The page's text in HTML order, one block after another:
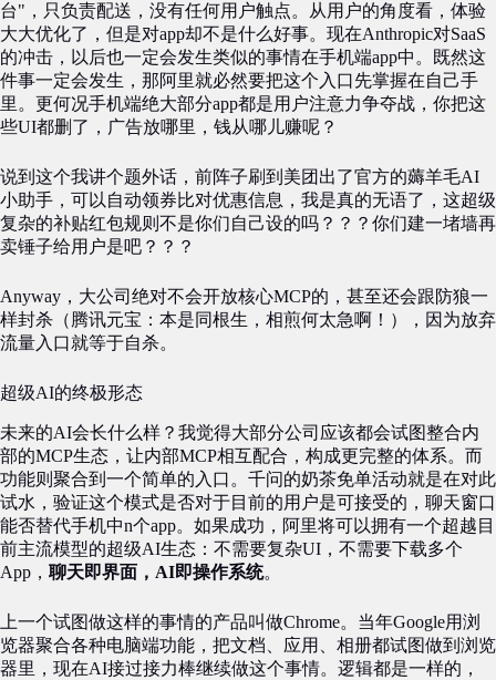
台"，只负责配送，没有任何用户触点。从用户的角度看，体验
大大优化了，但是对app却不是什么好事。现在Anthropic对SaaS
的冲击，以后也一定会发生类似的事情在手机端app中。既然这
件事一定会发生，那阿里就必然要把这个入口先掌握在自己手
里。更何况手机端绝大部分app都是用户注意力争夺战，你把这
些UI都删了，广告放哪里，钱从哪儿赚呢？
说到这个我讲个题外话，前阵子刷到美团出了官方的薅羊毛AI
小助手，可以自动领券比对优惠信息，我是真的无语了，这超级
复杂的补贴红包规则不是你们自己设的吗？？？你们建一堵墙再
卖锤子给用户是吧？？？
Anyway，大公司绝对不会开放核心MCP的，甚至还会跟防狼一
样封杀（腾讯元宝：本是同根生，相煎何太急啊！），因为放弃
流量入口就等于自杀。
超级AI的终极形态
未来的AI会长什么样？我觉得大部分公司应该都会试图整合内
部的MCP生态，让内部MCP相互配合，构成更完整的体系。而
功能则聚合到一个简单的入口。千问的奶茶免单活动就是在对此
试水，验证这个模式是否对于目前的用户是可接受的，聊天窗口
能否替代手机中n个app。如果成功，阿里将可以拥有一个超越目
前主流模型的超级AI生态：不需要复杂UI，不需要下载多个
App， 聊天即界面，AI即操作系统。
上一个试图做这样的事情的产品叫做Chrome。当年Google用浏
览器聚合各种电脑端功能，把文档、应用、相册都试图做到浏览
器里，现在AI接过接力棒继续做这个事情。逻辑都是一样的，